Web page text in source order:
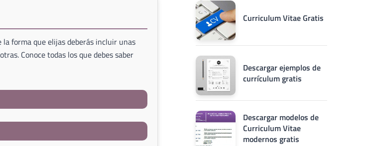
la forma que elijas deberás incluir unas
Conoce todas los que debes saber
Curriculum Vitae Gratis
Descargar ejemplos de
currículum gratis
Descargar modelos de
Curriculum Vitae
modernos gratis